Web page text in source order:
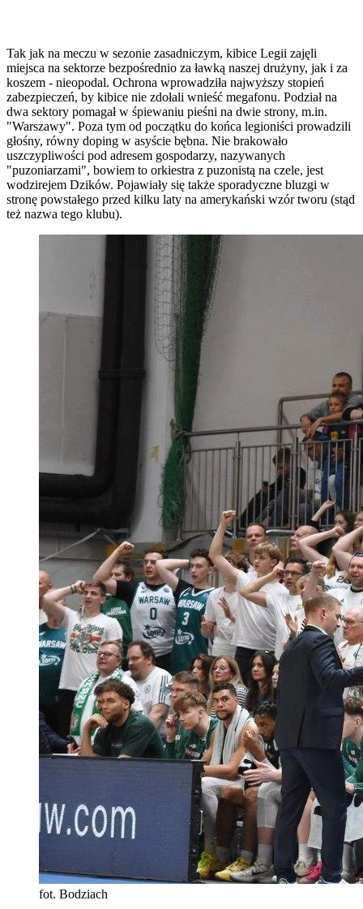
Tak jak na meczu w sezonie zasadniczym, kibice Legii zajęli
miejsca na sektorze bezpośrednio za ławką naszej drużyny, jak i za
koszem - nieopodal. Ochrona wprowadziła najwyższy stopień
zabezpieczeń, by kibice nie zdołali wnieść megafonu. Podział na
dwa sektory pomagał w śpiewaniu pieśni na dwie strony, m.in.
"Warszawy". Poza tym od początku do końca legioniści prowadzili
głośny, równy doping w asyście bębna. Nie brakowało
uszczypliwości pod adresem gospodarzy, nazywanych
"puzoniarzami", bowiem to orkiestra z puzonistą na czele, jest
wodzirejem Dzików. Pojawiały się także sporadyczne bluzgi w
stronę powstałego przed kilku laty na amerykański wzór tworu (stąd
też nazwa tego klubu).
fot. Bodziach